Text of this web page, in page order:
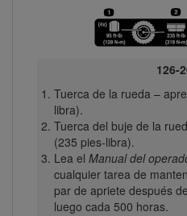
126-
Tuerca de la rueda –
libra).
Tuerca del buje de la
(235 pies-libra).
Lea el Manual del
cualquier tarea de
par de apriete después
luego cada 500 horas.